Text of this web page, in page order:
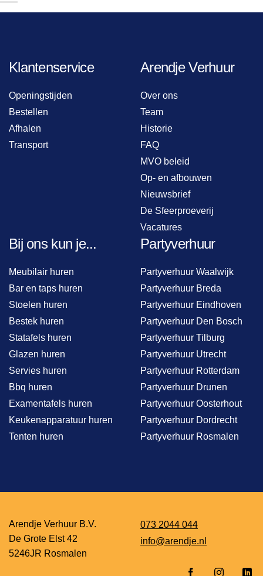
Klantenservice
Openingstijden
Bestellen
Afhalen
Transport
Arendje Verhuur
Over ons
Team
Historie
FAQ
MVO beleid
Op- en afbouwen
Nieuwsbrief
De Sfeerproeverij
Vacatures
Bij ons kun je...
Meubilair huren
Bar en taps huren
Stoelen huren
Bestek huren
Statafels huren
Glazen huren
Servies huren
Bbq huren
Examentafels huren
Keukenapparatuur huren
Tenten huren
Partyverhuur
Partyverhuur Waalwijk
Partyverhuur Breda
Partyverhuur Eindhoven
Partyverhuur Den Bosch
Partyverhuur Tilburg
Partyverhuur Utrecht
Partyverhuur Rotterdam
Partyverhuur Drunen
Partyverhuur Oosterhout
Partyverhuur Dordrecht
Partyverhuur Rosmalen
Arendje Verhuur B.V.
De Grote Elst 42
5246JR Rosmalen
073 2044 044
info@arendje.nl